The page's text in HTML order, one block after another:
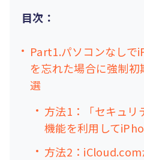
目次：
Part1.パソコンなしで
を忘れた場合に強制
選
方法1：「セキュリ
機能を利用して
方法2：